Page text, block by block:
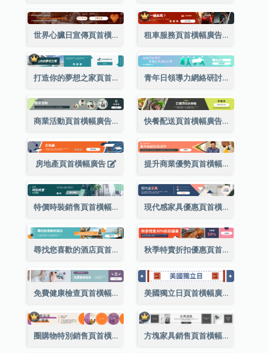
世界心臟日宣傳頁首橫幅廣告 租車服務頁首橫幅廣告
打造你的夢想之家頁首橫幅廣告 青年日領導力網絡研討會頁首橫幅廣告
商業活動頁首橫幅廣告 快餐配送頁首橫幅廣告
房地產頁首橫幅廣告 提升商業優勢頁首橫幅廣告
特價時裝銷售頁首橫幅廣告 現代感家具優惠頁首橫幅廣告
尋找您喜歡的酒店頁首橫幅廣告 秋季特賣折扣優惠頁首橫幅廣告
免費健康檢查頁首橫幅廣告 美國獨立日頁首橫幅廣告
圈購物特別銷售頁首橫幅廣告 方塊家具銷售頁首橫幅廣告